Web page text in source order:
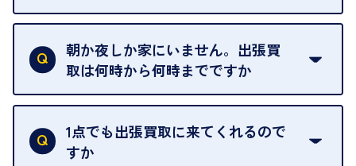
ご自宅以外での査定はお引き受けできません。ご指
定のお店や、ほかのお客様への迷惑となることが考
えられるためです。
朝か夜しか家にいません。出張買
取は何時から何時までですか
ご訪問可能時間は、10時から19時です。
ただし、お品物の種類や量によっては対応させてい
ただくことがあります。
1点でも出張買取に来てくれるので
すか